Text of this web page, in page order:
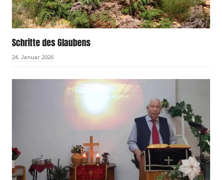
Schritte des Glaubens
24. Januar 2026